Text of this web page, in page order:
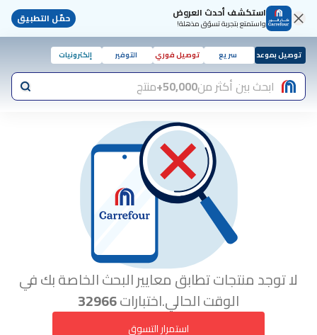
استكشف أحدث العروض
واستمتع بتجربة تسوّق مذهلة! حمّل التطبيق
توصيل بموعد سريع توصيل فوري التوفير إلكترونيات
ابحث بين أكثر من50,000+ منتج
لا توجد منتجات تطابق معايير البحث الخاصة بك في
الوقت الحالي.اختبارات32966
استمرار التسوق